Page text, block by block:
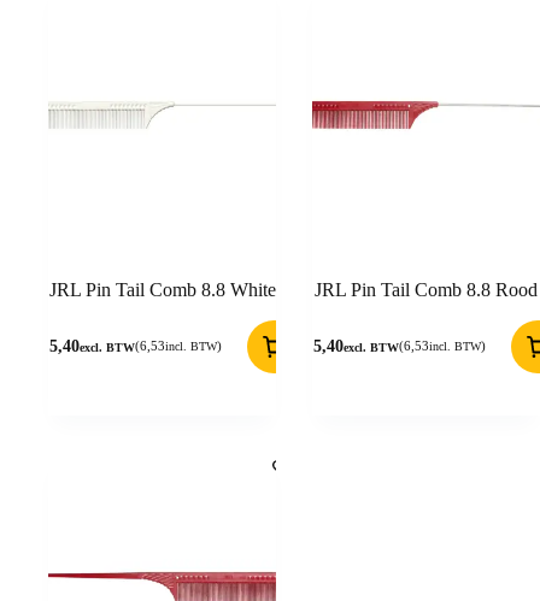
JRL Pin Tail Comb 8.8 White
5,40excl. BTW(6,53incl. BTW)
JRL Pin Tail Comb 8.8 Rood
5,40excl. BTW(6,53incl. BTW)